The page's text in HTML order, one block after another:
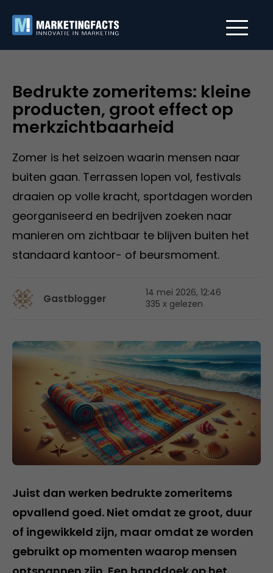
Bedrukte zomeritems: kleine
producten, groot effect op
merkzichtbaarheid
Zomer is het seizoen waarin mensen naar
buiten gaan. Terrassen lopen vol, festivals
draaien op volle kracht, sportdagen worden
georganiseerd en bedrijven zoeken naar
manieren om zichtbaar te blijven buiten het
standaard kantoor- of beursmoment.
Gastblogger
14 mei 2026, 12:46
335 x gelezen
Juist dan werken bedrukte zomeritems
opvallend goed. Niet omdat ze groot, duur
of ingewikkeld zijn, maar omdat ze worden
gebruikt op momenten waarop mensen